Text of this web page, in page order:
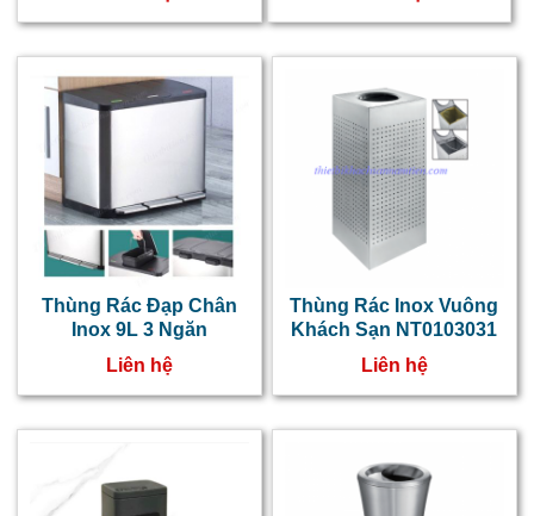
Thùng Rác Đạp Chân
Inox 9L 3 Ngăn
Liên hệ
Thùng Rác Inox Vuông
Khách Sạn NT0103031
Liên hệ